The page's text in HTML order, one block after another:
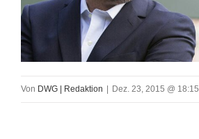
Von DWG | Redaktion Dez. 23, 2015 @ 18:15